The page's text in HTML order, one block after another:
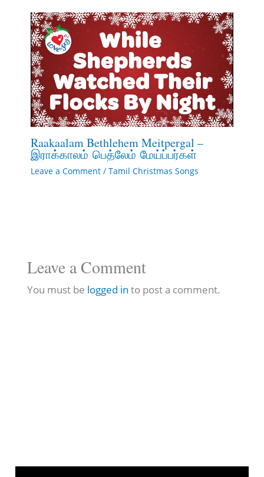
Raakaalam Bethlehem Meitpergal –
இராக்காலம் பெத்லேம் மேய்ப்பர்கள்
Leave a Comment / Tamil Christmas Songs
Leave a Comment
You must be logged in to post a comment.